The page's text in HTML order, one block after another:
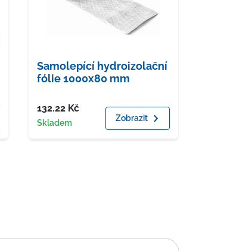
Samolepící hydroizolační
fólie 1000x80 mm
Cena
132.22 Kč
Dostupnost
Skladem Zobrazit